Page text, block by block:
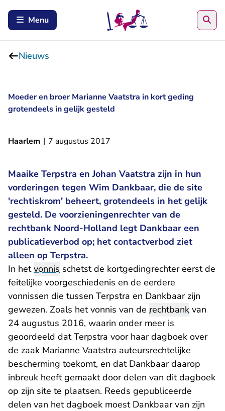
Menu
Nieuws
Moeder en broer Marianne Vaatstra in kort geding
grotendeels in gelijk gesteld
Haarlem | 7 augustus 2017
Maaike Terpstra en Johan Vaatstra zijn in hun
vorderingen tegen Wim Dankbaar, die de site
'rechtiskrom' beheert, grotendeels in het gelijk
gesteld. De voorzieningenrechter van de
rechtbank Noord-Holland legt Dankbaar een
publicatieverbod op; het contactverbod ziet
alleen op Terpstra.
In hetvonnis schetst de kortgedingrechter eerst de
feitelijke voorgeschiedenis en de eerdere
vonnissen die tussen Terpstra en Dankbaar zijn
gewezen. Zoals het vonnis van de rechtbank van
24 augustus 2016, waarin onder meer is
geoordeeld dat Terpstra voor haar dagboek over
de zaak Marianne Vaatstra auteursrechtelijke
bescherming toekomt, en dat Dankbaar daarop
inbreuk heeft gemaakt door delen van dit dagboek
op zijn site te plaatsen. Reeds gepubliceerde
delen van het dagboek moest Dankbaar van zijn